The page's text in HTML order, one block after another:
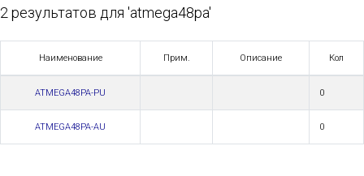
2 результатов для 'atmega48pa'
Наименование Прим. Описание Кол
ATMEGA48PA-PU 0
ATMEGA48PA-AU 0